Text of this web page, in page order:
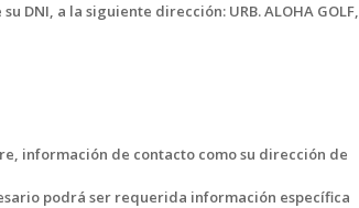
DNI, a la siguiente dirección: URB. ALOHA GOLF,
información de contacto como su dirección de
podrá ser requerida información específica